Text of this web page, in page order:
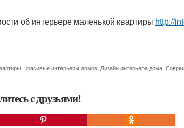
об интерьере маленькой квартиры http://
Красивые интерьеры домов Дизайн интерьера дома
с друзьями!